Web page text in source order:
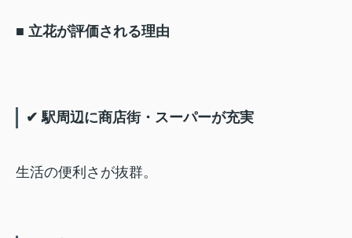
■ 立花が評価される理由
✔ 駅周辺に商店街・スーパーが充実
生活の便利さが抜群。